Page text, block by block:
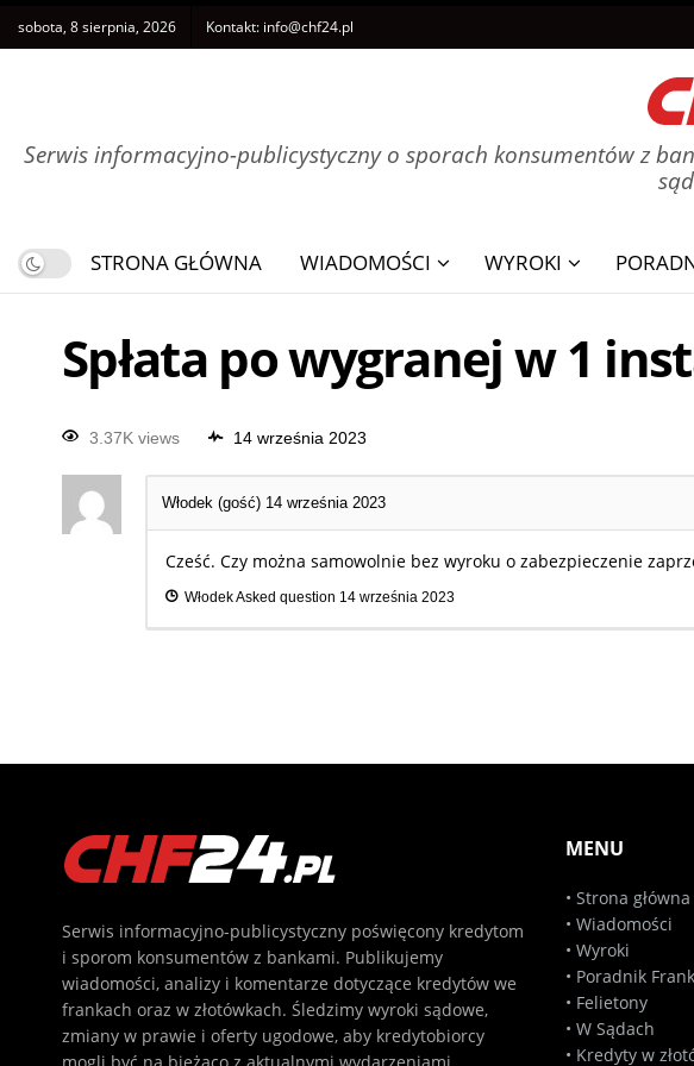
sobota, 8 sierpnia, 2026 Kontakt: info@chf24.pl
Serwis informacyjno-publicystyczny o sporach konsumentów z
STRONA GŁÓWNA WIADOMOŚCI WYROKI
Spłata po wygranej w 1
3.37K views 14 września 2023
Włodek (gość) 14 września 2023
Cześć. Czy można samowolnie bez wyroku o zabezpieczenie
WłodekAsked question 14 września 2023
Serwis informacyjno-publicystyczny poświęcony kredytom
i sporom konsumentów z bankami. Publikujemy
wiadomości, analizy i komentarze dotyczące kredytów we
frankach oraz w złotówkach. Śledzimy wyroki sądowe,
zmiany w prawie i oferty ugodowe, aby kredytobiorcy
mogli być na bieżąco z aktualnymi wydarzeniami.
MENU
•Strona główna
• Wiadomości
•Wyroki
• Poradnik
• Felietony
•W Sądach
• Kredyty w